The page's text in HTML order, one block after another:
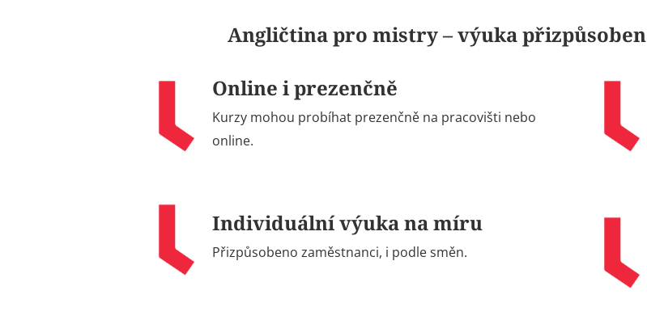
Angličtina pro mistry – výuka
Online i prezenčně
Kurzy mohou probíhat prezenčně na pracovišti nebo
online.
Individuální výuka na míru
Přizpůsobeno zaměstnanci, i podle směn.